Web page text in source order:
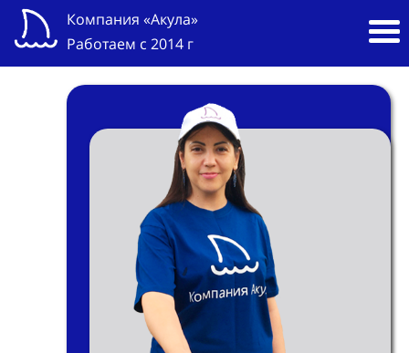
Компания «Акула»
Работаем с 2014 г